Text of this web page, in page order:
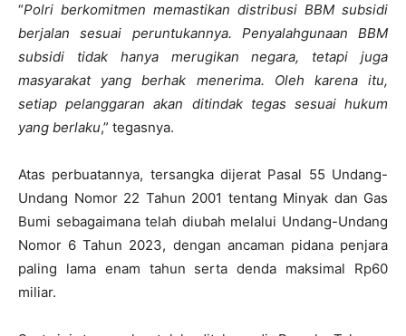
“Polri berkomitmen memastikan distribusi BBM subsidi
berjalan sesuai peruntukannya. Penyalahgunaan BBM
subsidi tidak hanya merugikan negara, tetapi juga
masyarakat yang berhak menerima. Oleh karena itu,
setiap pelanggaran akan ditindak tegas sesuai hukum
yang berlaku,” tegasnya.
Atas perbuatannya, tersangka dijerat Pasal 55 Undang-
Undang Nomor 22 Tahun 2001 tentang Minyak dan Gas
Bumi sebagaimana telah diubah melalui Undang-Undang
Nomor 6 Tahun 2023, dengan ancaman pidana penjara
paling lama enam tahun serta denda maksimal Rp60
miliar.